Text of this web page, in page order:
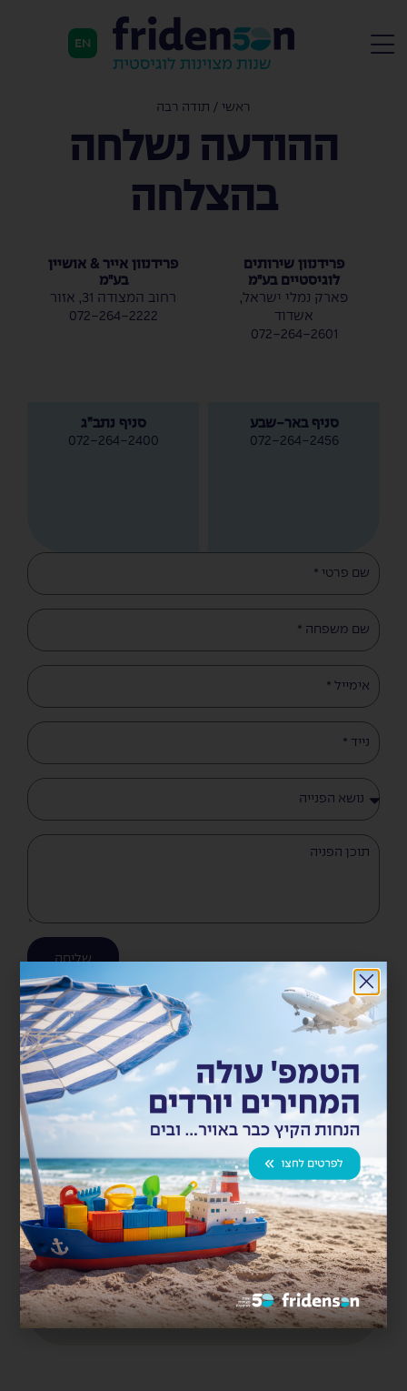
EN
ראשי / תודה רבה
ההודעה נשלחה
בהצלחה
פרידנזון שירותים
לוגיסטיים בע"מ
פארק נמלי ישראל,
אשדוד
072-264-2601
פרידנזון אייר & אושיין
בע"מ
רחוב המצודה 31, אזור
072-264-2222
סניף באר-שבע
072-264-2456
סניף נתב”ג
072-264-2400
שליחה
11